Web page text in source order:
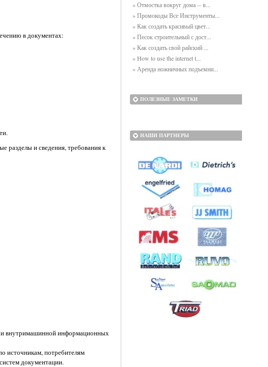
в документах:
разделы и сведения, требования к
и внутримашинной информационных
источникам, потребителям
документации.
» Отмостка вокруг дома -- в...
» Промокоды Все Инструменты...
» Как создать красивый цвет...
» Песок строительный с дост...
» Как создать свой райский ...
» How to use the internet t...
» Аренда ножничных подъемни...
ПОЛЕЗНЫЕ ЗАМЕТКИ
НАШИ ПАРТНЕРЫ